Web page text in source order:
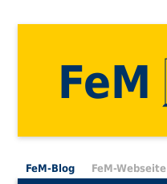
FeM
FeM-Blog FeM-Webseite